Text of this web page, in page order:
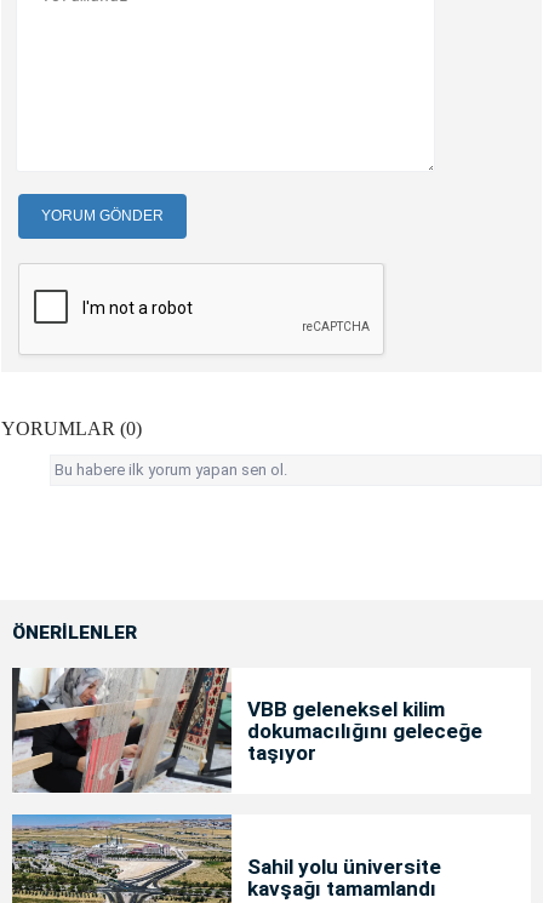
YORUM GÖNDER
YORUMLAR (0)
Bu habere ilk yorum yapan sen ol.
ÖNERİLENLER
VBB geleneksel kilim
dokumacılığını geleceğe
taşıyor
Sahil yolu üniversite
kavşağı tamamlandı